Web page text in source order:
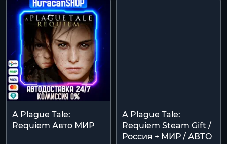
A Plague Tale:
Requiem Авто МИР
A Plague Tale:
Requiem Steam Gift /
Россия + МИР / АВТО